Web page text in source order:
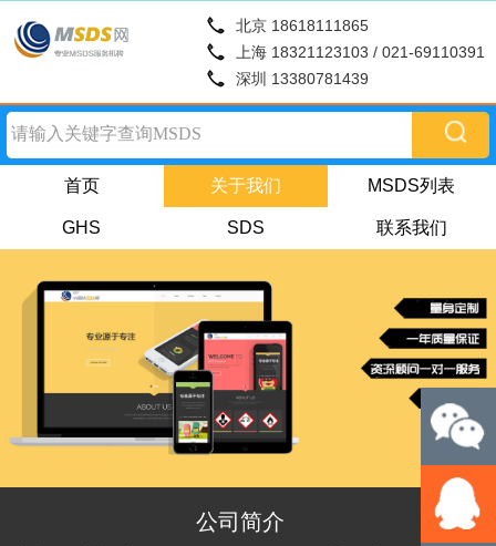
北京 18618111865
上海 18321123103 / 021-69110391
深圳 13380781439
首页 关于我们 MSDS列表
GHS SDS 联系我们
公司简介